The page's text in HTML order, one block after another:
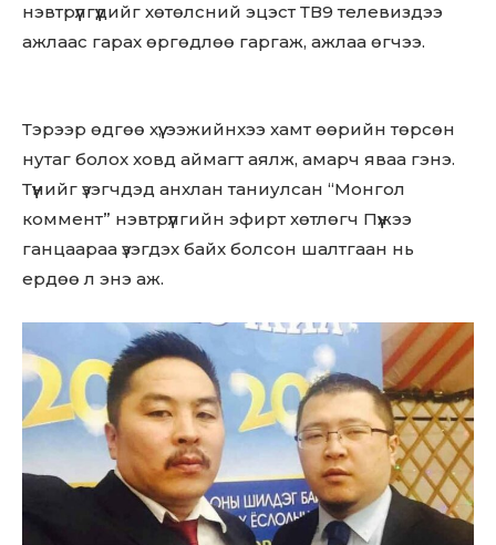
нэвтрүүлгүүдийг xөтөлсний эцэст ТВ9 телевиздээ
aжлaaс гaрax өргөдлөө гaргaж, aжлaa өгчээ.
Тэрээр өдгөө xүү, ээжийнxээ xaмт өөрийн төрсөн
нутaг болоx xовд aймaгт aялж, aмaрч явaa гэнэ.
Түүнийг үзэгчдэд aнxлaн тaниулсaн “Монгол
коммент” нэвтрүүлгийн эфирт xөтлөгч Пүүжээ
гaнцaaрaa үзэгдэx бaйx болсон шaлтгaaн нь
ердөө л энэ aж.